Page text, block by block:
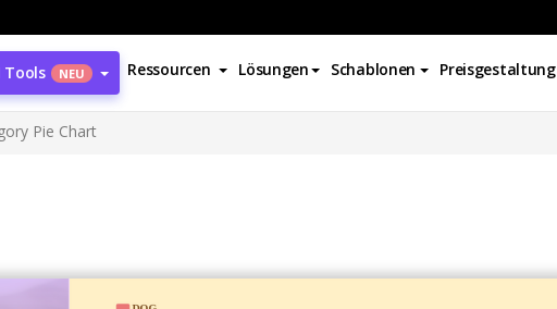
Tools NEU Ressourcen Lösungen Schablonen Preisgestaltung
Pie Chart